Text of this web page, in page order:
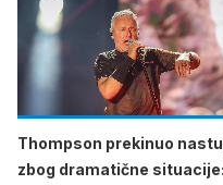
Thompson prekinuo
zbog dramatične situacije: